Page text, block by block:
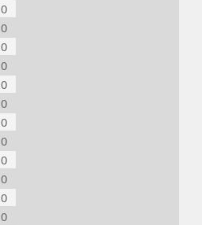
0
0
0
0
0
0
0
0
0
0
0
0